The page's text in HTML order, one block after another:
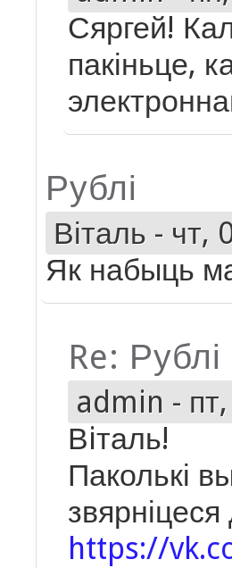
Сяргей!
пакіньце,
Рублі
Віталь - чт,
Як набыць
Re: Рублі
admin -
Вiталь!
Паколькі
https://